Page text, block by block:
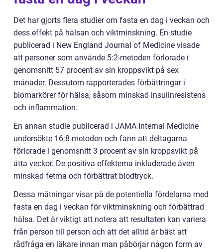
Det har gjorts flera studier om fasta en dag i veckan och
dess effekt på hälsan och viktminskning. En studie
publicerad i New England Journal of Medicine visade
att personer som använde 5:2-metoden förlorade i
genomsnitt 57 procent av sin kroppsvikt på sex
månader. Dessutom rapporterades förbättringar i
biomarkörer för hälsa, såsom minskad insulinresistens
och inflammation.
En annan studie publicerad i JAMA Internal Medicine
undersökte 16:8-metoden och fann att deltagarna
förlorade i genomsnitt 3 procent av sin kroppsvikt på
åtta veckor. De positiva effekterna inkluderade även
minskad fetma och förbättrat blodtryck.
Dessa mätningar visar på de potentiella fördelarna med
fasta en dag i veckan för viktminskning och förbättrad
hälsa. Det är viktigt att notera att resultaten kan variera
från person till person och att det alltid är bäst att
rådfråga en läkare innan man påbörjar någon form av